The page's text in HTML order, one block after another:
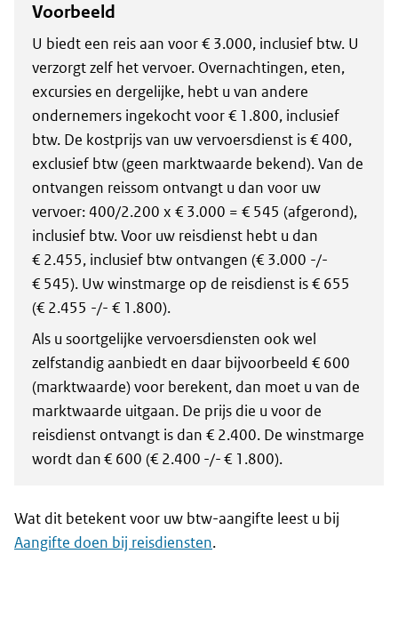
Voorbeeld
U biedt een reis aan voor € 3.000, inclusief btw. U
verzorgt zelf het vervoer. Overnachtingen, eten,
excursies en dergelijke, hebt u van andere
ondernemers ingekocht voor € 1.800, inclusief
btw. De kostprijs van uw vervoersdienst is € 400,
exclusief btw (geen marktwaarde bekend). Van de
ontvangen reissom ontvangt u dan voor uw
vervoer: 400/2.200 x € 3.000 = € 545 (afgerond),
inclusief btw. Voor uw reisdienst hebt u dan
€ 2.455, inclusief btw ontvangen (€ 3.000 -/-
€ 545). Uw winstmarge op de reisdienst is € 655
(€ 2.455 -/- € 1.800).
Als u soortgelijke vervoersdiensten ook wel
zelfstandig aanbiedt en daar bijvoorbeeld € 600
(marktwaarde) voor berekent, dan moet u van de
marktwaarde uitgaan. De prijs die u voor de
reisdienst ontvangt is dan € 2.400. De winstmarge
wordt dan € 600 (€ 2.400 -/- € 1.800).
Wat dit betekent voor uw btw-aangifte leest u bij
Aangifte doen bij reisdiensten.